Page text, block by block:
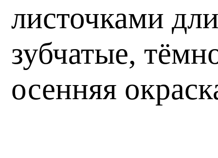
листочками
зубчатые,
осенняя